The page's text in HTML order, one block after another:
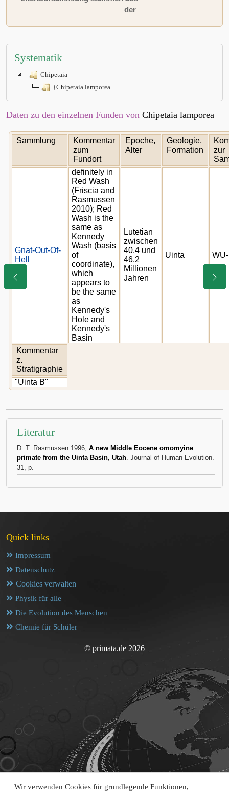
Wir verwenden Cookies für grundlegende Funktionen,
der
Systematik
Chipetaia
†Chipetaia lamporea
Daten zu den einzelnen Funden von Chipetaia lamporea
Sammlung
Kommentar
zum
Fundort
Epoche,
Alter
Geologie,
Formation
zur
Gnat-Out-Of-
Hell
definitely in
Red Wash
(Friscia and
Rasmussen
2010); Red
Wash is the
same as
Kennedy
Wash (basis
of
coordinate),
which
appears to
be the same
as
Kennedy's
Hole and
Kennedy's
Basin
Lutetian
zwischen
40.4 und
46.2
Millionen
Jahren
Uinta
Kommentar
z.
Stratigraphie
"Uinta B"
Literatur
D. T. Rasmussen 1996, A new Middle Eocene omomyine
primate from the Uinta Basin, Utah. Journal of Human Evolution.
31, p.
Quick links
Impressum
Datenschutz
Cookies verwalten
Physik für alle
Die Evolution des Menschen
Chemie für Schüler
© primata.de 2026